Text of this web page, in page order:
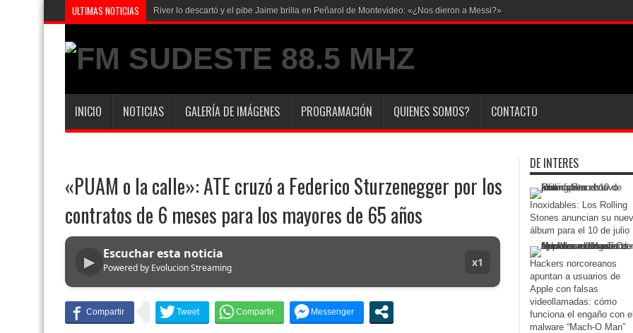
ULTIMAS NOTICIAS River lo descartó y el pibe Jaime brilla en Peñarol de Montevideo: «¿Nos dieron a Messi?»
INICIO NOTICIAS GALERÍA DE IMÁGENES PROGRAMACIÓN QUIENES SOMOS? CONTACTO
«PUAM o la calle»: ATE cruzó a Federico Sturzenegger por los
contratos de 6 meses para los mayores de 65 años
▶
Escuchar esta noticia
Powered by Evolucion Streaming x1
DE INTERES
Inoxidables: Los Rolling
Stones anuncian su
álbum para el 10 de julio
Hackers norcoreanos
apuntan a usuarios de
Apple con falsas
videollamadas: cómo
funciona el engaño con
malware “Mach-O Man”